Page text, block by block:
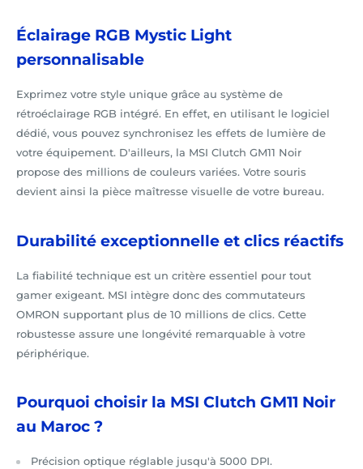
Éclairage RGB Mystic Light
personnalisable
Exprimez votre style unique grâce au système de
rétroéclairage RGB intégré. En effet, en utilisant le logiciel
dédié, vous pouvez synchronisez les effets de lumière de
votre équipement. D'ailleurs, la MSI Clutch GM11 Noir
propose des millions de couleurs variées. Votre souris
devient ainsi la pièce maîtresse visuelle de votre bureau.
Durabilité exceptionnelle et clics réactifs
La fiabilité technique est un critère essentiel pour tout
gamer exigeant. MSI intègre donc des commutateurs
OMRON supportant plus de 10 millions de clics. Cette
robustesse assure une longévité remarquable à votre
périphérique.
Pourquoi choisir la MSI Clutch GM11 Noir
au Maroc ?
Précision optique réglable jusqu'à 5000 DPI.